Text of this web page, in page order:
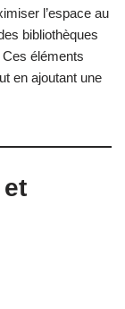
l’espace au
bibliothèques
éléments
en ajoutant une